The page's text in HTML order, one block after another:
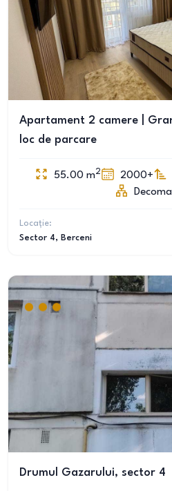
Apartament 2 camere |
loc de parcare
55.00 m2 2000+
Locație:
Sector 4, Berceni
Drumul Gazarului, sector 4